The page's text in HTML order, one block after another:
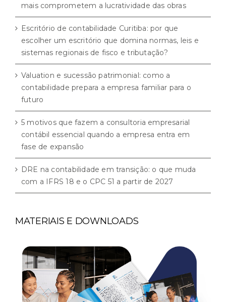
mais comprometem a lucratividade das obras
Escritório de contabilidade Curitiba: por que
escolher um escritório que domina normas, leis e
sistemas regionais de fisco e tributação?
Valuation e sucessão patrimonial: como a
contabilidade prepara a empresa familiar para o
futuro
5 motivos que fazem a consultoria empresarial
contábil essencial quando a empresa entra em
fase de expansão
DRE na contabilidade em transição: o que muda
com a IFRS 18 e o CPC 51 a partir de 2027
MATERIAIS E DOWNLOADS